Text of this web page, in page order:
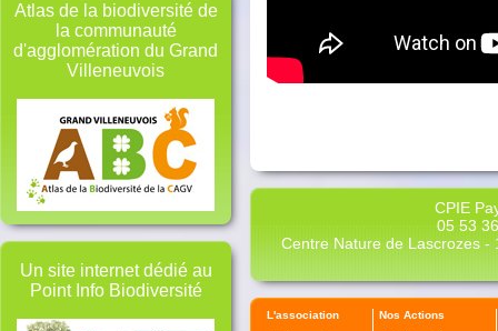
Atlas de la biodiversité de
la communauté
d'agglomération du Grand
Villeneuvois
Un site internet dédié au
Point Info Biodiversité
CPIE
05 53
Centre Nature de Lascrozes -
L'association
Nos Actions